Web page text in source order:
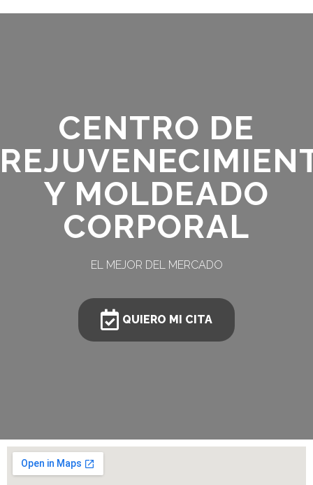
CENTRO DE
Y MOLDEADO
CORPORAL
EL MEJOR DEL MERCADO
QUIERO MI CITA